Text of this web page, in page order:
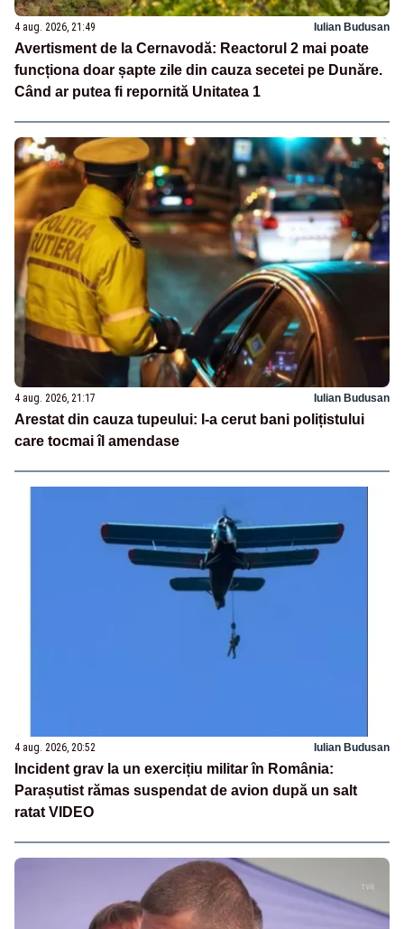
4 aug. 2026, 21:49 Iulian Budusan
Avertisment de la Cernavodă: Reactorul 2 mai poate
funcționa doar șapte zile din cauza secetei pe Dunăre.
Când ar putea fi repornită Unitatea 1
4 aug. 2026, 21:17 Iulian Budusan
Arestat din cauza tupeului: I-a cerut bani polițistului
care tocmai îl amendase
4 aug. 2026, 20:52 Iulian Budusan
Incident grav la un exercițiu militar în România:
Parașutist rămas suspendat de avion după un salt
ratat VIDEO